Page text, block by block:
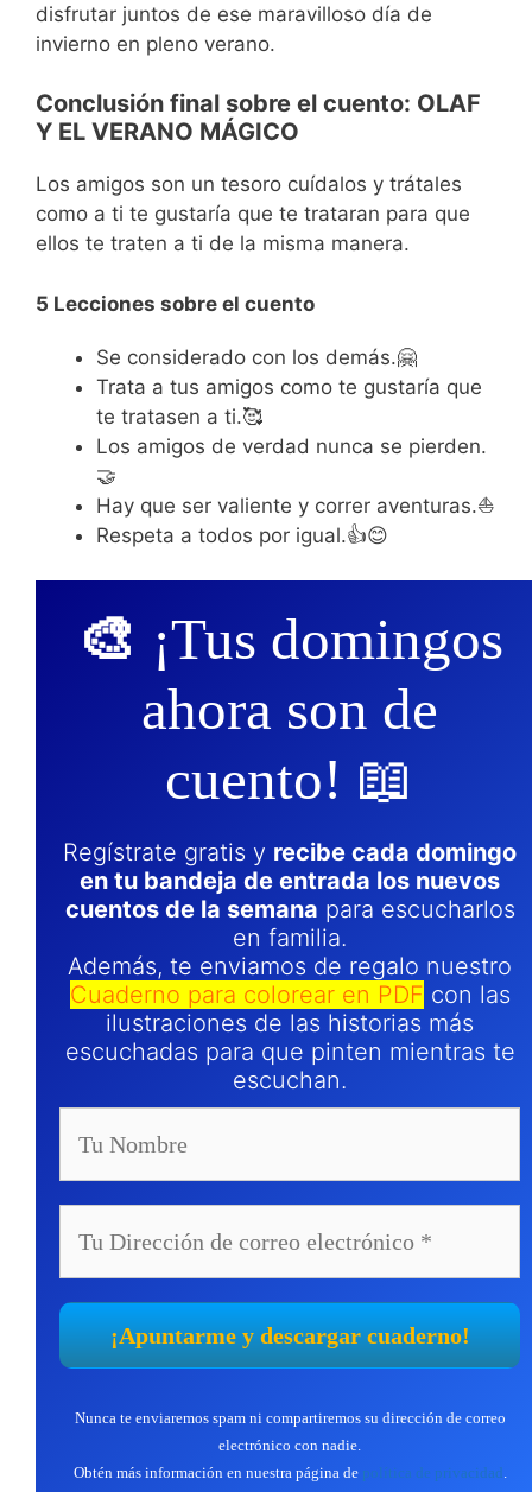
disfrutar juntos de ese maravilloso día de
invierno en pleno verano.
Conclusión final sobre el cuento: OLAF
Y EL VERANO MÁGICO
Los amigos son un tesoro cuídalos y trátales
como a ti te gustaría que te trataran para que
ellos te traten a ti de la misma manera.
5 Lecciones sobre el cuento
Se considerado con los demás.🤗
Trata a tus amigos como te gustaría que
te tratasen a ti.🥰
Los amigos de verdad nunca se pierden.
🤝
Hay que ser valiente y correr aventuras.⛵
Respeta a todos por igual.👍😊
🎨 ¡Tus domingos
ahora son de
cuento! 📖
Regístrate gratis y recibe cada domingo
en tu bandeja de entrada los nuevos
cuentos de la semana para escucharlos
en familia.
Además, te enviamos de regalo nuestro
Cuaderno para colorear en PDF con las
ilustraciones de las historias más
escuchadas para que pinten mientras te
escuchan.
Nunca te enviaremos spam ni compartiremos su dirección de correo
electrónico con nadie.
Obtén más información en nuestra página de política de privacidad.